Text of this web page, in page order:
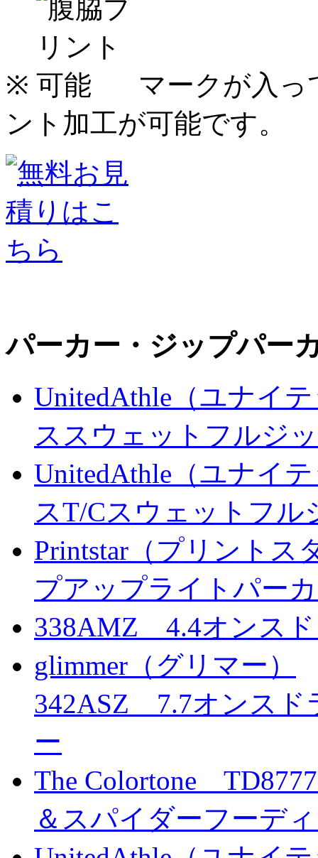
※
マークが入
ント加工が可能です。
パーカー・ジップパー
UnitedAthle（ユナイ
ススウェットフルジ
UnitedAthle（ユナイ
スT/Cスウェットフル
Printstar（プリント
プアップライトパー
338AMZ 4.4オンス
glimmer（グリマー）
342ASZ 7.7オンスド
ー
The Colortone
＆スパイダーフーデ